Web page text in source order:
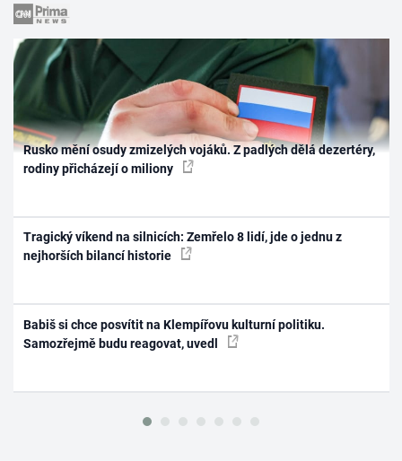
Rusko mění osudy zmizelých vojáků. Z padlých dělá dezertéry,
rodiny přicházejí o miliony
Tragický víkend na silnicích: Zemřelo 8 lidí, jde o jednu z
nejhorších bilancí historie
Babiš si chce posvítit na Klempířovu kulturní politiku.
Samozřejmě budu reagovat, uvedl